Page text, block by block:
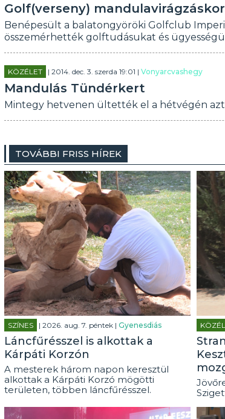
Golf(verseny) mandulavirágzáskor
Benépesült a balatongyöröki Golfclub
összemérhették golftudásukat és
KÖZÉLET | 2014. dec. 3. szerda 19:01 | Vonyarcvashegy
Mandulás Tündérkert
Mintegy hetvenen ültették el a hétvégén
TOVÁBBI FRISS HÍREK
SZÍNES | 2026. aug. 7. péntek | Gyenesdiás
Láncfűrésszel is alkottak a
Kárpáti Korzón
A mesterek három napon keresztül
alkottak a Kárpáti Korzó mögötti
területen, többen láncfűrésszel.